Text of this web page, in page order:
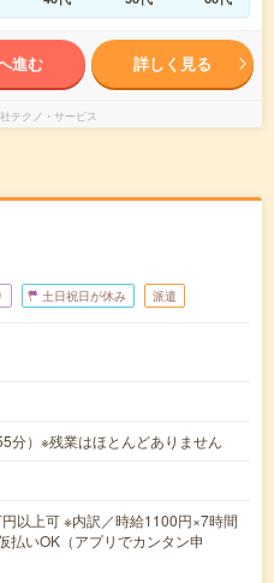
進む 詳しく見る
テクノ・サービス
土日祝日が休み 派遣
分）※残業はほとんどありません
以上可 ※内訳／時給1100円×7時間
払いOK（アプリでカンタン申